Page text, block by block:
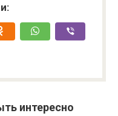
интересно